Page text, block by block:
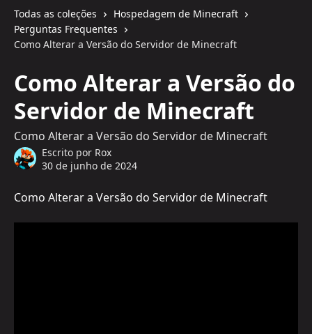
Todas as coleções
Hospedagem de Minecraft
Perguntas Frequentes
Como Alterar a Versão do Servidor de Minecraft
Como Alterar a Versão do
Servidor de Minecraft
Como Alterar a Versão do Servidor de Minecraft
Escrito por Rox
30 de junho de 2024
Como Alterar a Versão do Servidor de Minecraft